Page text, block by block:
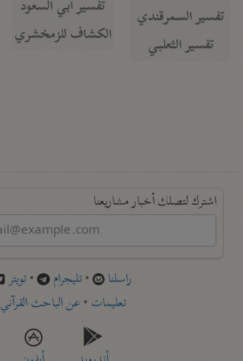
تفسير السمرقندي
تفسير الثعلبي
تفسير أبي السعود
الكشاف للزمخشري
اشترك لتصلك أخبار مشاريعنا
راسلنا •تليجرام •تويتر
تعليمات •عن الباحث القرآني